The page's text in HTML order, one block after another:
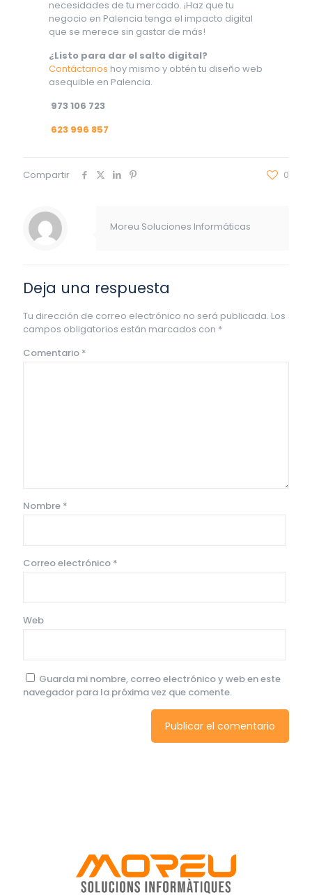
necesidades de tu mercado. ¡Haz que tu
negocio en Palencia tenga el impacto digital
que se merece sin gastar de más!
¿Listo para dar el salto digital?
Contáctanos hoy mismo y obtén tu diseño web
asequible en Palencia.
973 106 723
623 996 857
Compartir 0
Moreu Soluciones Informáticas
Deja una respuesta
Tu dirección de correo electrónico no será publicada. Los
campos obligatorios están marcados con *
Comentario *
Nombre *
Correo electrónico *
Web
Guarda mi nombre, correo electrónico y web en este
navegador para la próxima vez que comente.